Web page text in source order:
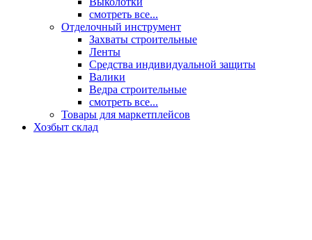
смотреть все...
Отделочный инструмент
Захваты строительные
Ленты
Средства индивидуальной защиты
Валики
Ведра строительные
смотреть все...
Товары для маркетплейсов
Хозбыт склад